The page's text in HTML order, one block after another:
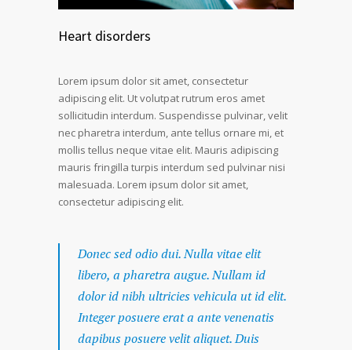
Heart disorders
Lorem ipsum dolor sit amet, consectetur
adipiscing elit. Ut volutpat rutrum eros amet
sollicitudin interdum. Suspendisse pulvinar, velit
nec pharetra interdum, ante tellus ornare mi, et
mollis tellus neque vitae elit. Mauris adipiscing
mauris fringilla turpis interdum sed pulvinar nisi
malesuada. Lorem ipsum dolor sit amet,
consectetur adipiscing elit.
Donec sed odio dui. Nulla vitae elit
libero, a pharetra augue. Nullam id
dolor id nibh ultricies vehicula ut id elit.
Integer posuere erat a ante venenatis
dapibus posuere velit aliquet. Duis